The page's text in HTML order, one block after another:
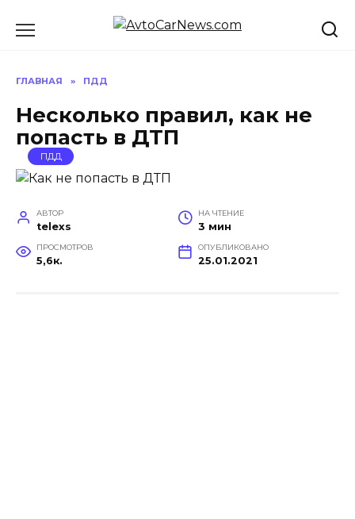
ГЛАВНАЯ » ПДД
Несколько правил, как не
попасть в ДТП
ПДД
АВТОР
telexs
НА ЧТЕНИЕ
3 мин
ПРОСМОТРОВ
5,6к.
ОПУБЛИКОВАНО
25.01.2021